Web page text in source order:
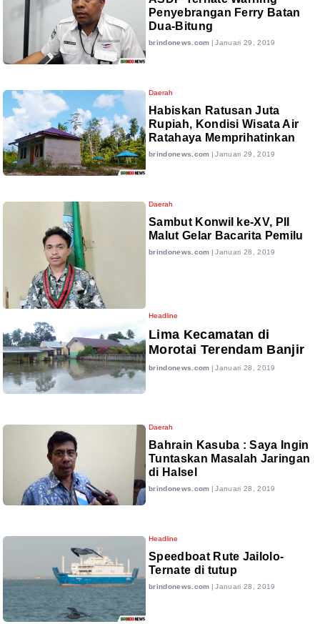
Penyebrangan Ferry Batan
Dua-Bitung
brindonews.com | Januari 29, 2019
Daerah
Habiskan Ratusan Juta
Rupiah, Kondisi Wisata Air
Ratahaya Memprihatinkan
brindonews.com | Januari 29, 2019
Daerah
Sambut Konwil ke-XV, PII
Malut Gelar Bacarita Pemilu
brindonews.com | Januari 28, 2019
Headline
Lima Kecamatan di
Morotai Terendam Banjir
brindonews.com | Januari 28, 2019
Daerah
Bahrain Kasuba : Saya Ingin
Tuntaskan Masalah Jaringan
di Halsel
brindonews.com | Januari 28, 2019
Headline
Speedboat Rute Jailolo-
Ternate di tutup
brindonews.com | Januari 28, 2019